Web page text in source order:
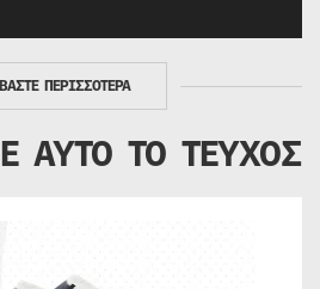
ΠΕΡΙΣΣΟΤΕΡΑ
ΑΥΤΟ ΤΟ ΤΕΥΧΟΣ